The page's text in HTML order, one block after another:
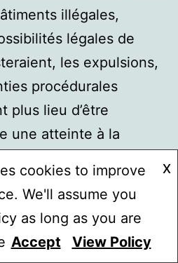
illégales,
légales de
les expulsions,
procédurales
plus lieu d’être
une atteinte à la
des conditions
par ces
qu’il s’agisse
des obligations
cookies to improve
We'll assume you
as long as you are
X
Accept View Policy
Mode sombre :